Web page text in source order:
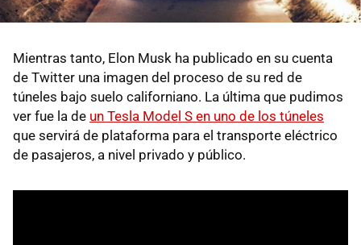
Mientras tanto, Elon Musk ha publicado en su cuenta
de Twitter una imagen del proceso de su red de
túneles bajo suelo californiano. La última que pudimos
ver fue la de un Tesla Model S en uno de los túneles
que servirá de plataforma para el transporte eléctrico
de pasajeros, a nivel privado y público.